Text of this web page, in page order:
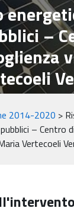
–
2014-2020 >
– Centro
Vertecoeli